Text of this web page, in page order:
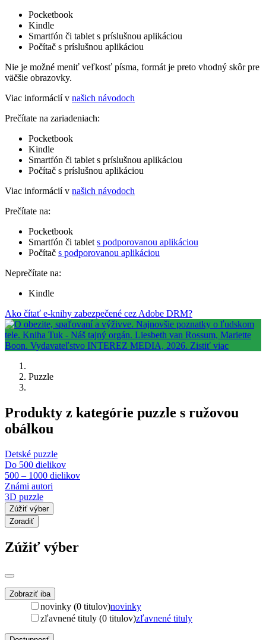
Pocketbook
Kindle
Smartfón či tablet s príslušnou aplikáciou
Počítač s príslušnou aplikáciou
Nie je možné meniť veľkosť písma, formát je preto vhodný skôr pre
väčšie obrazovky.
Viac informácií v našich návodoch
Prečítate na zariadeniach:
Pocketbook
Kindle
Smartfón či tablet s príslušnou aplikáciou
Počítač s príslušnou aplikáciou
Viac informácií v našich návodoch
Prečítate na:
Pocketbook
Smartfón či tablet s podporovanou aplikáciou
Počítač s podporovanou aplikáciou
Neprečítate na:
Kindle
Ako čítať e-knihy zabezpečené cez Adobe DRM?
Puzzle
Produkty z kategórie puzzle s ružovou
obálkou
Detské puzzle
Do 500 dielikov
500 – 1000 dielikov
Známi autori
3D puzzle
Zúžiť výber
Zoradiť
Zúžiť výber
Zobraziť iba
novinky (0 titulov)novinky
zľavnené tituly (0 titulov)zľavnené tituly